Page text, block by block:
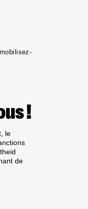
!
le
de